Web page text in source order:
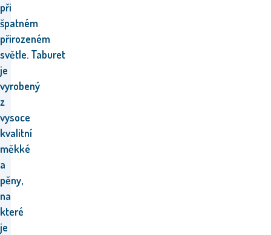
při
špatném
přirozeném
světle. Taburet
je
vyrobený
z
vysoce
kvalitní
měkké
a
pěny,
na
které
je